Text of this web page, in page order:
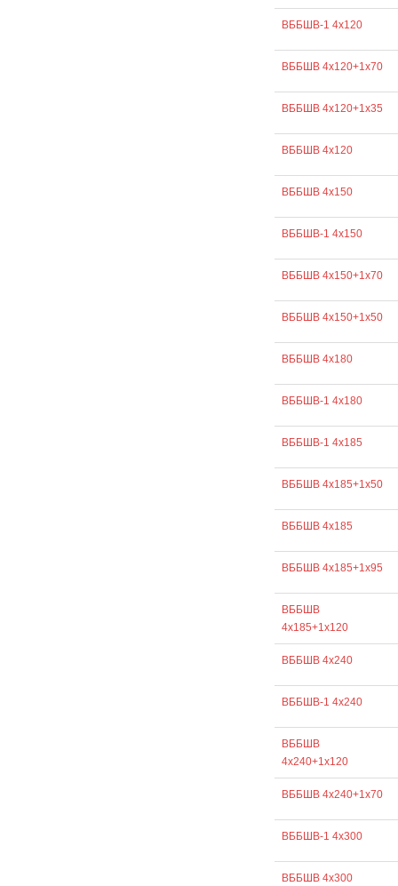
ВББШВ-1 4х120
ВББШВ 4х120+1х70
ВББШВ 4х120+1х35
ВББШВ 4х120
ВББШВ 4х150
ВББШВ-1 4х150
ВББШВ 4х150+1х70
ВББШВ 4х150+1х50
ВББШВ 4х180
ВББШВ-1 4х180
ВББШВ-1 4х185
ВББШВ 4х185+1х50
ВББШВ 4х185
ВББШВ 4х185+1х95
ВББШВ
4х185+1х120
ВББШВ 4х240
ВББШВ-1 4х240
ВББШВ
4х240+1х120
ВББШВ 4х240+1х70
ВББШВ-1 4х300
ВББШВ 4х300